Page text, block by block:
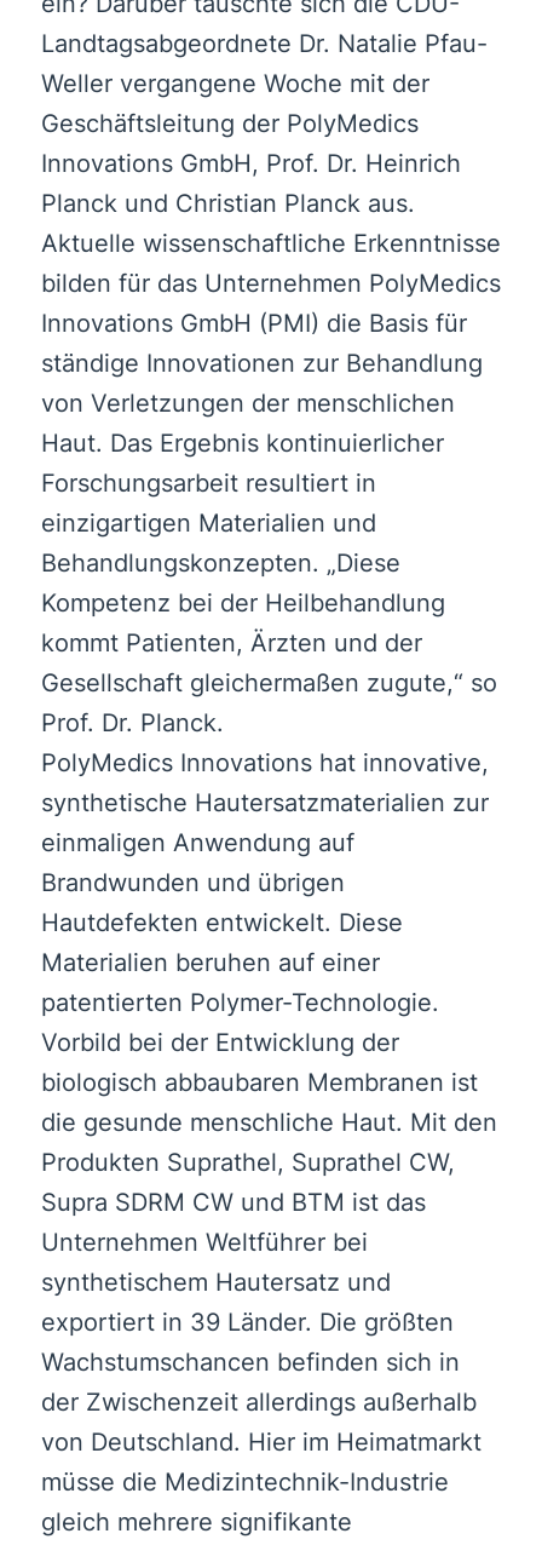
Landtagsabgeordnete Dr. Natalie Pfau-
Weller vergangene Woche mit der
Geschäftsleitung der PolyMedics
Innovations GmbH, Prof. Dr. Heinrich
Planck und Christian Planck aus.
Aktuelle wissenschaftliche Erkenntnisse
bilden für das Unternehmen PolyMedics
Innovations GmbH (PMI) die Basis für
ständige Innovationen zur Behandlung
von Verletzungen der menschlichen
Haut. Das Ergebnis kontinuierlicher
Forschungsarbeit resultiert in
einzigartigen Materialien und
Behandlungskonzepten. „Diese
Kompetenz bei der Heilbehandlung
kommt Patienten, Ärzten und der
Gesellschaft gleichermaßen zugute,“ so
Prof. Dr. Planck.
PolyMedics Innovations hat innovative,
synthetische Hautersatzmaterialien zur
einmaligen Anwendung auf
Brandwunden und übrigen
Hautdefekten entwickelt. Diese
Materialien beruhen auf einer
patentierten Polymer-Technologie.
Vorbild bei der Entwicklung der
biologisch abbaubaren Membranen ist
die gesunde menschliche Haut. Mit den
Produkten Suprathel, Suprathel CW,
Supra SDRM CW und BTM ist das
Unternehmen Weltführer bei
synthetischem Hautersatz und
exportiert in 39 Länder. Die größten
Wachstumschancen befinden sich in
der Zwischenzeit allerdings außerhalb
von Deutschland. Hier im Heimatmarkt
müsse die Medizintechnik-Industrie
gleich mehrere signifikante